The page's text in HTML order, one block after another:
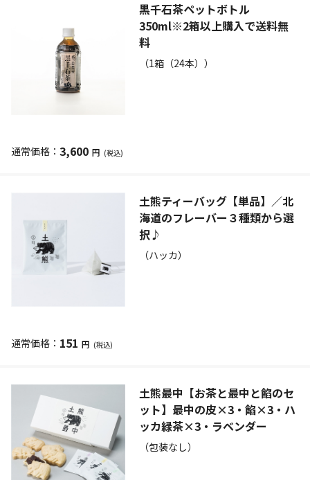
黒千石茶ペットボトル
350ml※2箱以上購入で送料無
料
（1箱（24本））
3,600 円 (税込)
土熊ティーバッグ【単品】／北
海道のフレーバー３種類から選
択♪
（ハッカ）
151 円 (税込)
土熊最中【お茶と最中と餡のセ
ット】最中の皮×3・餡×3・ハ
ッカ緑茶×3・ラベンダー
（包装なし）